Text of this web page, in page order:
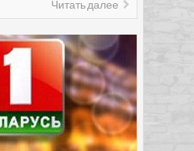
Читать далее